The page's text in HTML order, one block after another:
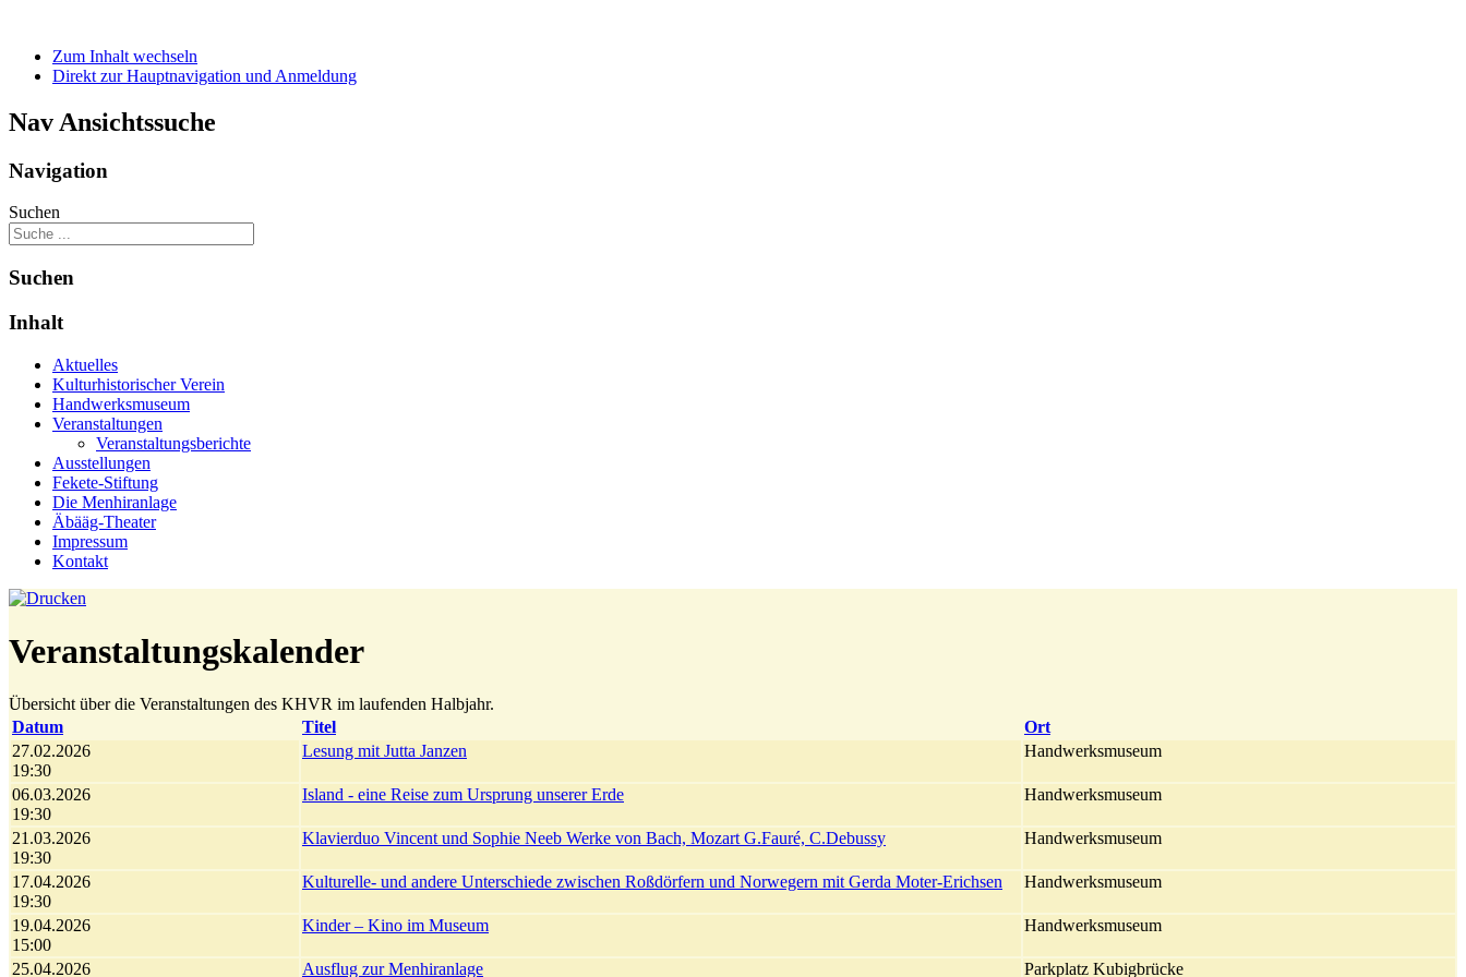
Zum Inhalt wechseln
Direkt zur Hauptnavigation und Anmeldung
Nav Ansichtssuche
Navigation
Suchen
Suchen
Inhalt
Aktuelles
Kulturhistorischer Verein
Handwerksmuseum
Veranstaltungen
Veranstaltungsberichte
Ausstellungen
Fekete-Stiftung
Die Menhiranlage
Äbääg-Theater
Impressum
Kontakt
Veranstaltungskalender
Übersicht über die Veranstaltungen des KHVR im laufenden Halbjahr.
Datum
Titel
Ort
27.02.2026
19:30
Lesung mit Jutta Janzen Handwerksmuseum
06.03.2026
19:30
Island - eine Reise zum Ursprung unserer Erde Handwerksmuseum
21.03.2026
19:30
Klavierduo Vincent und Sophie Neeb Werke von Bach, Mozart G.Fauré, C.Debussy Handwerksmuseum
17.04.2026
19:30
Kulturelle- und andere Unterschiede zwischen Roßdörfern und Norwegern mit Gerda Moter-Erichsen Handwerksmuseum
19.04.2026
15:00
Kinder – Kino im Museum Handwerksmuseum
25.04.2026 Ausflug zur Menhiranlage Parkplatz Kubigbrücke